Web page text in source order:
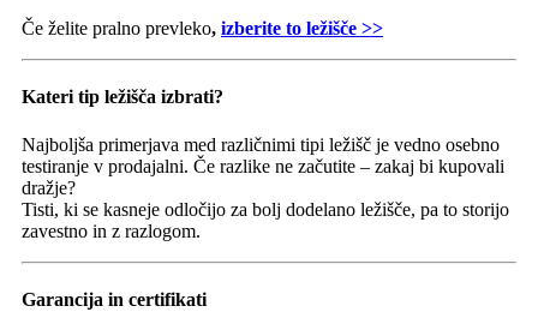
Če želite pralno prevleko, izberite to ležišče >>
Kateri tip ležišča izbrati?
Najboljša primerjava med različnimi tipi ležišč je vedno osebno
testiranje v prodajalni. Če razlike ne začutite – zakaj bi kupovali
dražje?
Tisti, ki se kasneje odločijo za bolj dodelano ležišče, pa to storijo
zavestno in z razlogom.
Garancija in certifikati